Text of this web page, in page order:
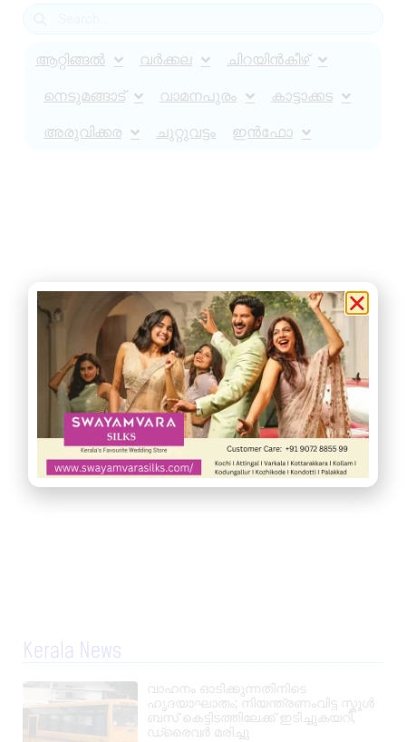
ആറ്റിങ്ങൽ വർക്കല ചിറയിൻകീഴ്
നെടുമങ്ങാട് വാമനപുരം കാട്ടാക്കട
അരുവിക്കര ചുറ്റുവട്ടം ഇൻഫോ
Kerala News
വാഹനം ഓടിക്കുന്നതിനിടെ
ഹൃദയാഘാതം; നിയന്ത്രണംവിട്ട സ്കൂൾ
ബസ് കെട്ടിടത്തിലേക്ക് ഇടിച്ചുകയറി,
ഡ്രൈവർ മരിച്ചു